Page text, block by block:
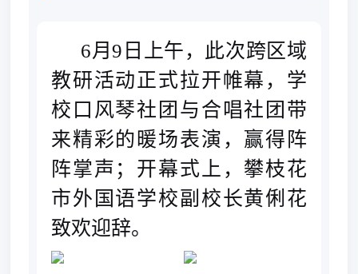
6月9日上午，此次跨区域
教研活动正式拉开帷幕，学
校 口风琴社团与合唱社团带
来精彩的暖场表演，赢得阵
阵掌声； 开幕式 上 ，攀枝花
市外国语学校副校长黄俐花
致欢迎辞。